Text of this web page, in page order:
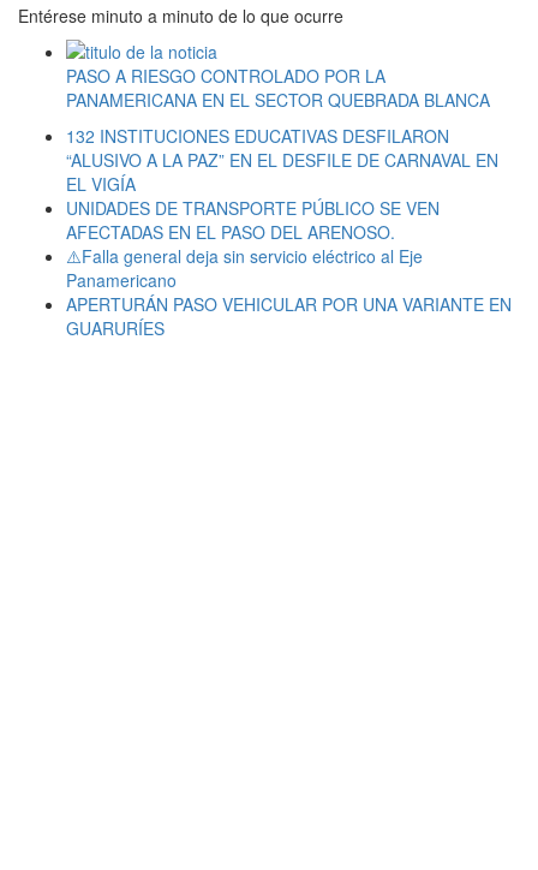
Entérese minuto a minuto de lo que ocurre
PASO A RIESGO CONTROLADO POR LA
PANAMERICANA EN EL SECTOR QUEBRADA BLANCA
132 INSTITUCIONES EDUCATIVAS DESFILARON
“ALUSIVO A LA PAZ” EN EL DESFILE DE CARNAVAL EN
EL VIGÍA
UNIDADES DE TRANSPORTE PÚBLICO SE VEN
AFECTADAS EN EL PASO DEL ARENOSO.
⚠️Falla general deja sin servicio eléctrico al Eje
Panamericano
APERTURÁN PASO VEHICULAR POR UNA VARIANTE EN
GUARURÍES